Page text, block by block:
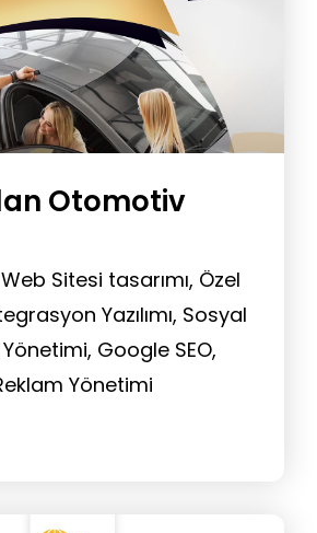
Otomotiv
Sitesi tasarımı, Özel
Yazılımı, Sosyal
Google SEO,
Yönetimi